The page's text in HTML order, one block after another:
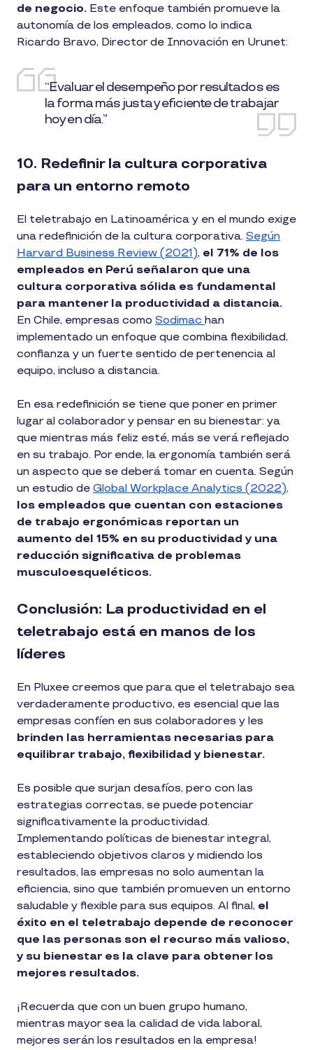
de negocio. Este enfoque también promueve la
autonomía de los empleados, como lo indica
Ricardo Bravo, Director de Innovación en Urunet:
“Evaluar el desempeño por resultados es
la forma más justa y eficiente de trabajar
hoy en día.”
10. Redefinir la cultura corporativa
para un entorno remoto
El teletrabajo en Latinoamérica y en el mundo exige
una redefinición de la cultura corporativa. Según
Harvard Business Review (2021), el 71% de los
empleados en Perú señalaron que una
cultura corporativa sólida es fundamental
para mantener la productividad a distancia.
En Chile, empresas como Sodimac han
implementado un enfoque que combina flexibilidad,
confianza y un fuerte sentido de pertenencia al
equipo, incluso a distancia.
En esa redefinición se tiene que poner en primer
lugar al colaborador y pensar en su bienestar: ya
que mientras más feliz esté, más se verá reflejado
en su trabajo. Por ende, la ergonomía también será
un aspecto que se deberá tomar en cuenta. Según
un estudio de Global Workplace Analytics (2022),
los empleados que cuentan con estaciones
de trabajo ergonómicas reportan un
aumento del 15% en su productividad y una
reducción significativa de problemas
musculoesqueléticos.
Conclusión: La productividad en el
teletrabajo está en manos de los
líderes
En Pluxee creemos que para que el teletrabajo sea
verdaderamente productivo, es esencial que las
empresas confíen en sus colaboradores y les
brinden las herramientas necesarias para
equilibrar trabajo, flexibilidad y bienestar.
Es posible que surjan desafíos, pero con las
estrategias correctas, se puede potenciar
significativamente la productividad.
Implementando políticas de bienestar integral,
estableciendo objetivos claros y midiendo los
resultados, las empresas no solo aumentan la
eficiencia, sino que también promueven un entorno
saludable y flexible para sus equipos. Al final, el
éxito en el teletrabajo depende de reconocer
que las personas son el recurso más valioso,
y su bienestar es la clave para obtener los
mejores resultados.
¡Recuerda que con un buen grupo humano,
mientras mayor sea la calidad de vida laboral,
mejores serán los resultados en la empresa!